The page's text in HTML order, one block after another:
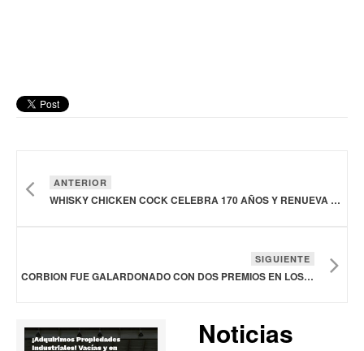
ANTERIOR
WHISKY CHICKEN COCK CELEBRA 170 AÑOS Y RENUEVA LA ETIQUETA DE TODA SU COLECCIÓN PRINCIPAL
SIGUIENTE
CORBION FUE GALARDONADO CON DOS PREMIOS EN LOS EUROPEAN PET SUSTAINABILITY AWARDS
Noticias